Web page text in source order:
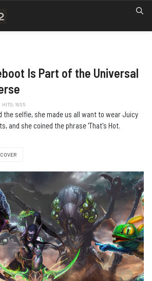
Is Part of the Universal
HITS: 1955
the selfie, she made us all want to wear Juicy
and she coined the phrase 'That's Hot.
COVER